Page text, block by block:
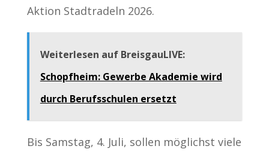
Aktion Stadtradeln 2026.
Weiterlesen auf BreisgauLIVE:
Schopfheim: Gewerbe Akademie wird
durch Berufsschulen ersetzt
Bis Samstag, 4. Juli, sollen möglichst viele